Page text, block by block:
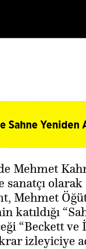
Sahne Yeniden
Mehmet
sanatçı
Mehmet
katıldığı
“Beckett ve
izleyiciye